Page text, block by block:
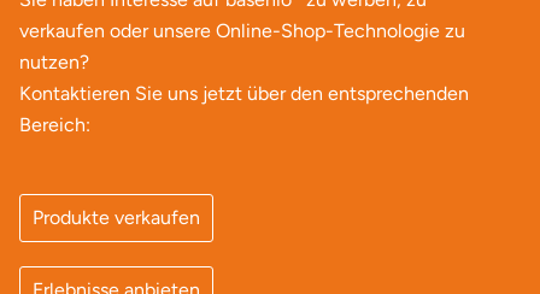
verkaufen oder unsere Online-Shop-Technologie zu
nutzen?
Kontaktieren Sie uns jetzt über den entsprechenden
Bereich:
Produkte verkaufen